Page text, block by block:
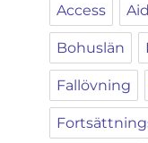
Access
Bohuslän
Fallövning